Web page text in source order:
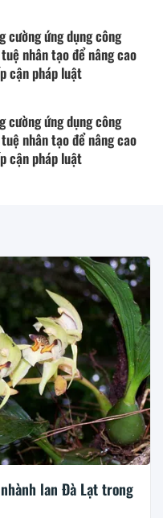
cường ứng dụng công
nhân tạo để nâng cao
cận pháp luật
cường ứng dụng công
nhân tạo để nâng cao
cận pháp luật
lan Đà Lạt trong